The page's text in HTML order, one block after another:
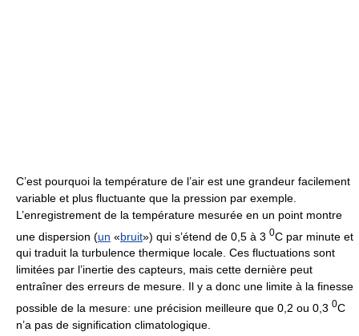
C’est pourquoi la température de l’air est une grandeur facilement
variable et plus fluctuante que la pression par exemple.
L’enregistrement de la température mesurée en un point montre
une dispersion (un «bruit») qui s’étend de 0,5 à 3 0C par minute et
qui traduit la turbulence thermique locale. Ces fluctuations sont
limitées par l’inertie des capteurs, mais cette dernière peut
entraîner des erreurs de mesure. Il y a donc une limite à la finesse
possible de la mesure: une précision meilleure que 0,2 ou 0,3 0C
n’a pas de signification climatologique.